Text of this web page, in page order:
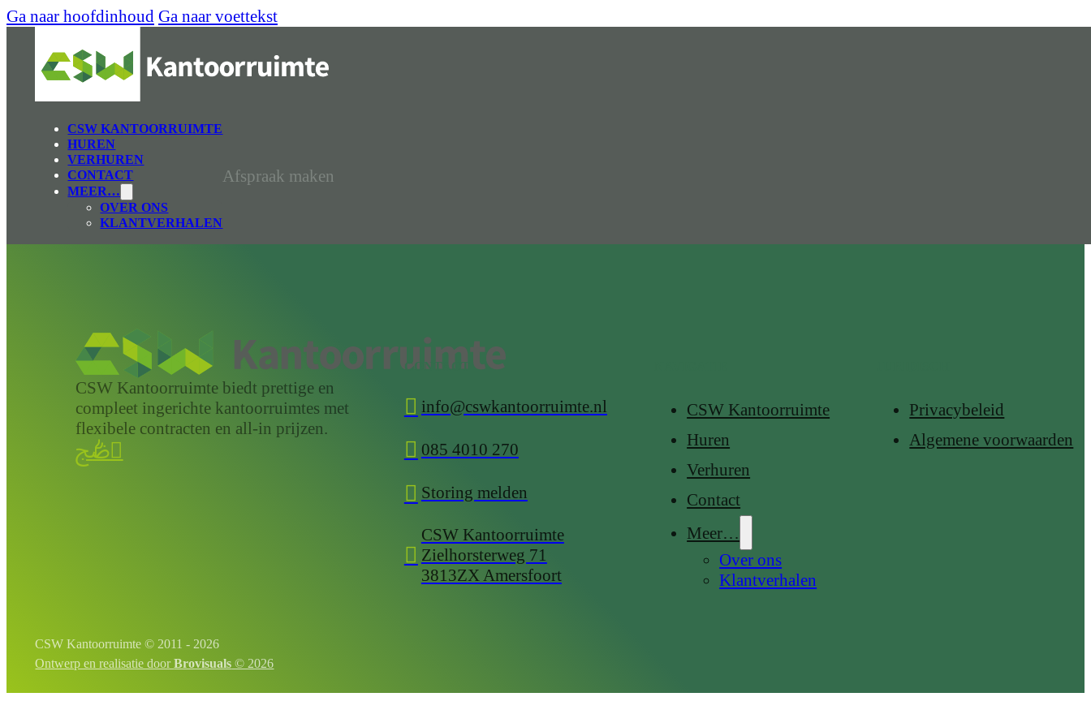
Ga naar hoofdinhoud Ga naar voettekst
CSW KANTOORRUIMTE
HUREN
VERHUREN
CONTACT
MEER…
OVER ONS
KLANTVERHALEN
Afspraak maken
CSW Kantoorruimte biedt prettige en
compleet ingerichte kantoorruimtes met
flexibele contracten en all-in prijzen.
ﰢ
𐂒 
CONTACT
 info@cswkantoorruimte.nl
 085 4010 270
 Storing melden

CSW Kantoorruimte
Zielhorsterweg 71
3813ZX Amersfoort
CSW Kantoorruimte
Huren
Verhuren
Contact
Meer…
Over ons
Klantverhalen
Privacybeleid
Algemene voorwaarden
CSW Kantoorruimte © 2011 - 2026
Ontwerp en realisatie doorBrovisuals © 2026